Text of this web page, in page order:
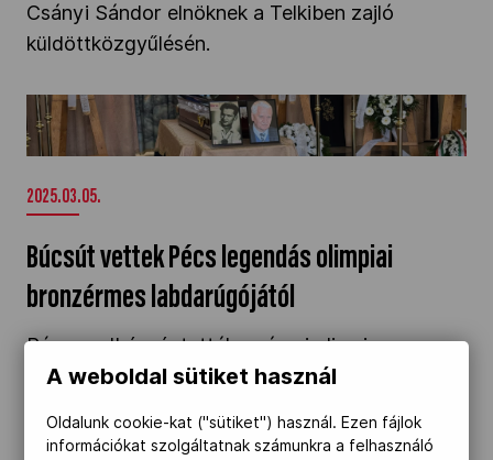
Csányi Sándor elnöknek a Telkiben zajló
küldöttközgyűlésén.
Búcsút vettek Pécs legendás olimpiai
bronzérmes labdarúgójától" />
2025.03.05.
Búcsút vettek Pécs legendás olimpiai
bronzérmes labdarúgójától
Pécsen elbúcsúztatták a római olimpia
bronzérmes magyar labdarúgócsapatának
testvére, az olimpiai bajnok Dunai Antal
A weboldal sütiket használ
Oldalunk cookie-kat ("sütiket") használ. Ezen fájlok
információkat szolgáltatnak számunkra a felhasználó